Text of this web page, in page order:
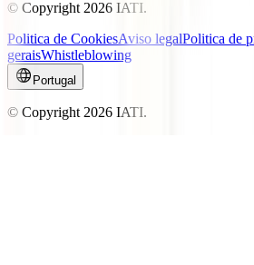
© Copyright 2026 IATI.
Politica de CookiesAviso legalPolitica de
geraisWhistleblowing
Portugal
© Copyright 2026 IATI.